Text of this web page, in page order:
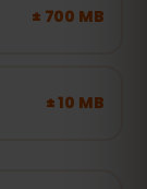
± 700 MB
± 10 MB